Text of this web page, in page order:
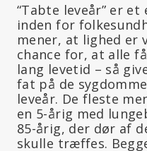
“Tabte leveår” er
inden for
mener, at lighed er
chance for, at alle
lang levetid – så
fat på de
leveår. De fleste
en 5-årig med
85-årig, der dør af
skulle træffes.